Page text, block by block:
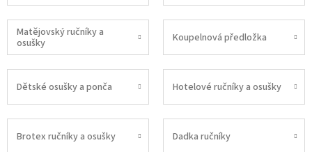
Matějovský ručníky a
osušky
Koupelnová předložka
Dětské osušky a ponča Hotelové ručníky a osušky
Brotex ručníky a osušky Dadka ručníky